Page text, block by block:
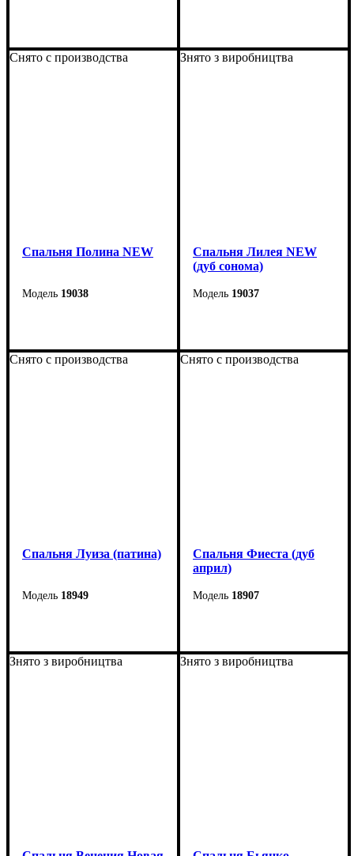
Снято с производства
Спальня Полина NEW
19038
Знято з виробництва
Спальня Лилея NEW
(дуб сонома)
19037
Снято с производства
Спальня Луиза (патина)
18949
Снято с производства
Спальня Фиеста (дуб
април)
18907
Знято з виробництва Знято з виробництва